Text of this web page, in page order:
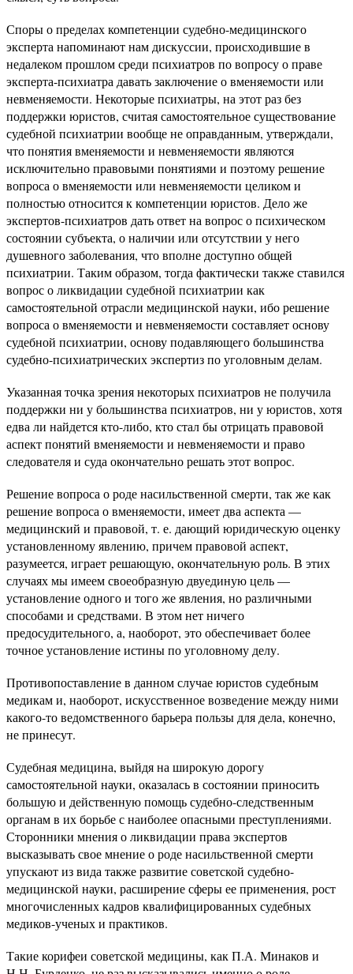
Споры о пределах компетенции судебно-медицинского
эксперта напоминают нам дискуссии, происходившие в
недалеком прошлом среди психиатров по вопросу о праве
эксперта-психиатра давать заключение о вменяемости или
невменяемости. Некоторые психиатры, на этот раз без
поддержки юристов, считая самостоятельное существование
судебной психиатрии вообще не оправданным, утверждали,
что понятия вменяемости и невменяемости являются
исключительно правовыми понятиями и поэтому решение
вопроса о вменяемости или невменяемости целиком и
полностью относится к компетенции юристов. Дело же
экспертов-психиатров дать ответ на вопрос о психическом
состоянии субъекта, о наличии или отсутствии у него
душевного заболевания, что вполне доступно общей
психиатрии. Таким образом, тогда фактически также ставился
вопрос о ликвидации судебной психиатрии как
самостоятельной отрасли медицинской науки, ибо решение
вопроса о вменяемости и невменяемости составляет основу
судебной психиатрии, основу подавляющего большинства
судебно-психиатрических экспертиз по уголовным делам.
Указанная точка зрения некоторых психиатров не получила
поддержки ни у большинства психиатров, ни у юристов, хотя
едва ли найдется кто-либо, кто стал бы отрицать правовой
аспект понятий вменяемости и невменяемости и право
следователя и суда окончательно решать этот вопрос.
Решение вопроса о роде насильственной смерти, так же как
решение вопроса о вменяемости, имеет два аспекта —
медицинский и правовой, т. е. дающий юридическую оценку
установленному явлению, причем правовой аспект,
разумеется, играет решающую, окончательную роль. В этих
случаях мы имеем своеобразную двуединую цель —
установление одного и того же явления, но различными
способами и средствами. В этом нет ничего
предосудительного, а, наоборот, это обеспечивает более
точное установление истины по уголовному делу.
Противопоставление в данном случае юристов судебным
медикам и, наоборот, искусственное возведение между ними
какого-то ведомственного барьера пользы для дела, конечно,
не принесут.
Судебная медицина, выйдя на широкую дорогу
самостоятельной науки, оказалась в состоянии приносить
большую и действенную помощь судебно-следственным
органам в их борьбе с наиболее опасными преступлениями.
Сторонники мнения о ликвидации права экспертов
высказывать свое мнение о роде насильственной смерти
упускают из вида также развитие советской судебно-
медицинской науки, расширение сферы ее применения, рост
многочисленных кадров квалифицированных судебных
медиков-ученых и практиков.
Такие корифеи советской медицины, как П.А. Минаков и